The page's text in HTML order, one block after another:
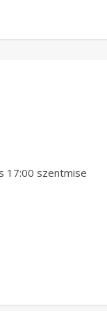
17:00 szentmise